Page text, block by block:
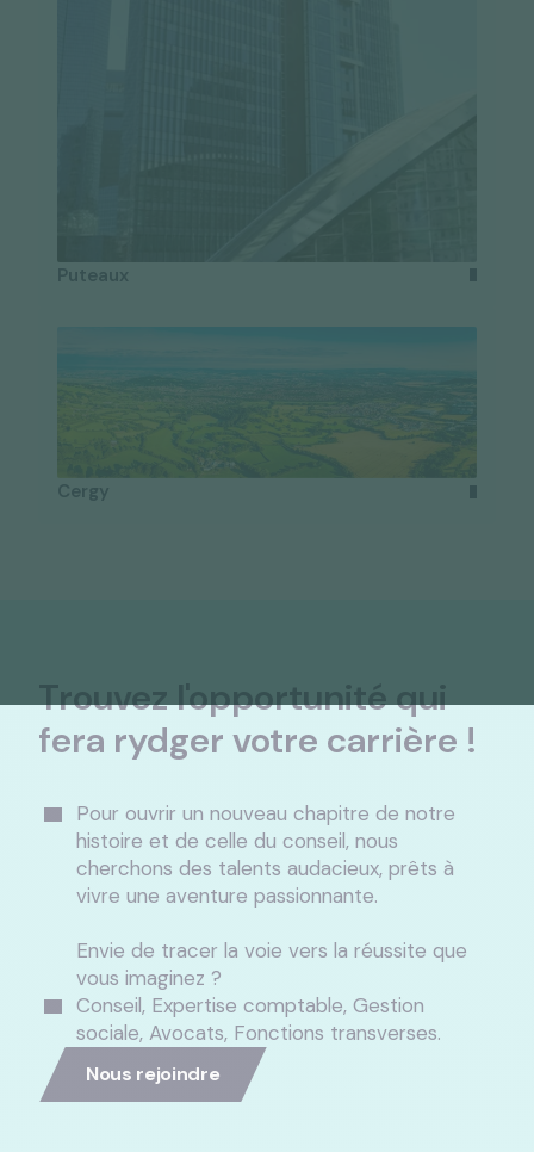
Puteaux
Cergy
Trouvez l'opportunité qui
fera rydger votre carrière !
Pour ouvrir un nouveau chapitre de notre
histoire et de celle du conseil, nous
cherchons des talents audacieux, prêts à
vivre une aventure passionnante.
Envie de tracer la voie vers la réussite que
vous imaginez ?
Conseil, Expertise comptable, Gestion
sociale, Avocats, Fonctions transverses.
Nous rejoindre